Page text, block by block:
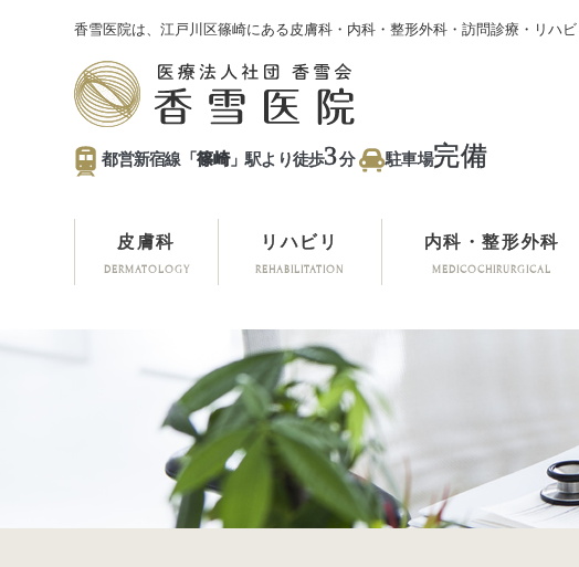
香雪医院は、江戸川区篠崎にある皮膚科・内科・整形外科・訪問診療・リハ
都営新宿線「篠崎」駅より徒歩3分 駐車場完備
DERMATOLOGY
皮膚科
REHABILITATION
リハビリ
MEDICOCHIRURGICAL
内科・整形外科